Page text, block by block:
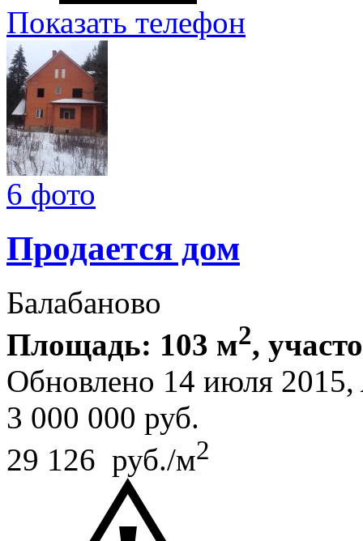
Показать телефон
6 фото
Продается дом
Балабаново
Площадь: 103 м2,
Обновлено 14 июля 2015,
3 000 000 руб.
29 126 руб./м2